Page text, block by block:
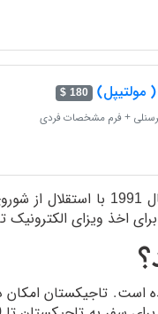
180 $
تاجیکستان یکی از کشورهای
اخذ ویزای الکترونیک
است. تاجیکستان امکان